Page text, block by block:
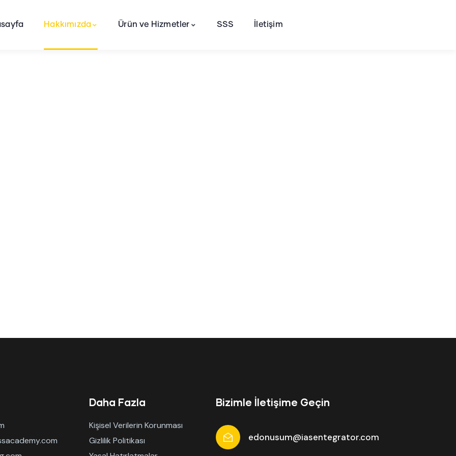
Hakkımızda Ürün ve Hizmetler SSS İletişim
Daha Fazla
Kişisel Verilerin Korunması
Gizlilik Politikası
Bizimle İletişime Geçin
edonusum@iasentegrator.com